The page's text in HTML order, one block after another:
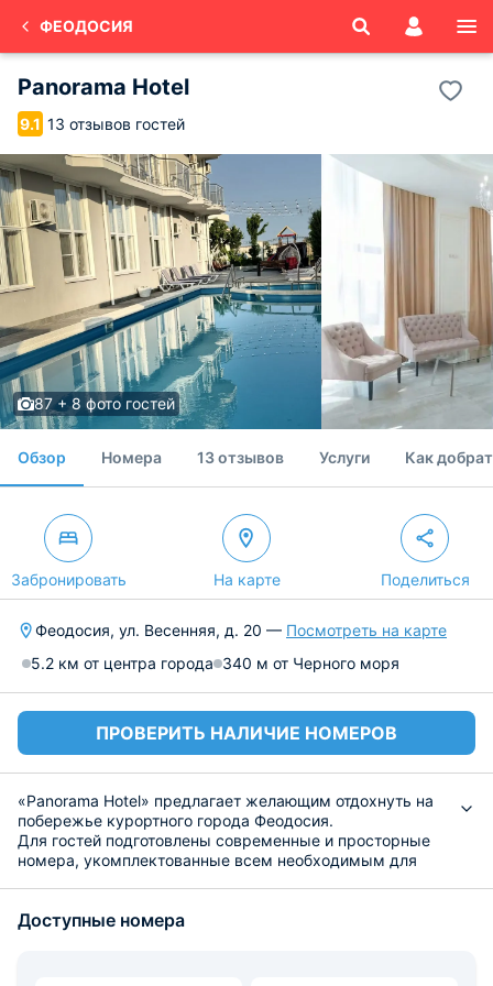
ФЕОДОСИЯ
Panorama Hotel
9.1 13 отзывов гостей
87 + 8 фото гостей
Обзор Номера 13 отзывов Услуги Как
Забронировать На карте Поделиться
Феодосия, ул. Весенняя, д. 20 — Посмотреть на карте
5.2 км от центра города 340 м от Черного моря
ПРОВЕРИТЬ НАЛИЧИЕ НОМЕРОВ
«Panorama Hotel» предлагает желающим отдохнуть на
побережье курортного города Феодосия.
Для гостей подготовлены современные и просторные
номера, укомплектованные всем необходимым для
каждый номер оснащен собственной ванной комнатой и
Доступные номера